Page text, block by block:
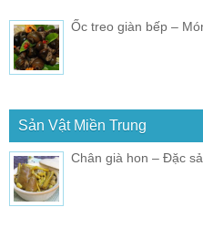
Ốc treo giàn bếp –
Sản Vật Miền Trung
Chân già hon – Đặc